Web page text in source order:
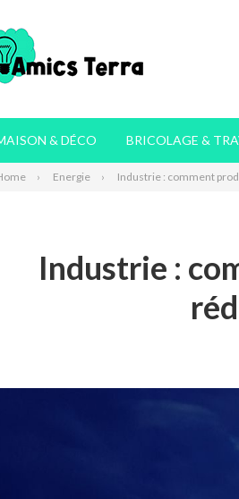
& DÉCO BRICOLAGE &
Energie Industrie : comment
Industrie :